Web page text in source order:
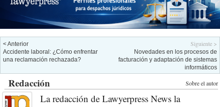
< Anterior
Accidente laboral: ¿Cómo enfrentar
una reclamación rechazada?
Siguiente >
Novedades en los procesos de
facturación y adaptación de sistemas
informáticos
Sobre el autor
Redacción
La redacción de Lawyerpress News la